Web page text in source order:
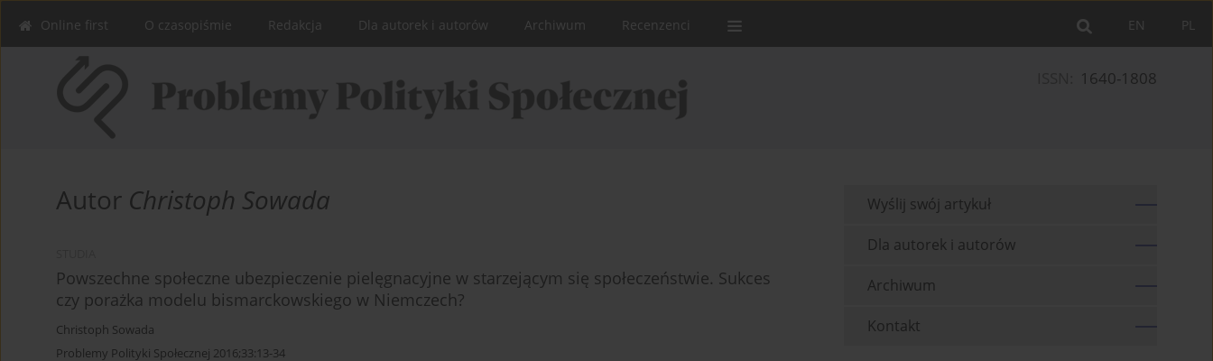
PL
EN
Online first O czasopiśmie Redakcja Dla autorek i autorów Archiwum Recenzenci
1640-1808
Autor Christoph Sowada
Powszechne społeczne ubezpieczenie pielęgnacyjne w starzejącym się społeczeństwie. Sukces
czy porażka modelu bismarckowskiego w Niemczech?
Christoph Sowada
Problemy Polityki Społecznej 2016;33:13-34
Wyślij swój artykuł
Dla autorek i autorów
Archiwum
Kontakt